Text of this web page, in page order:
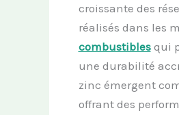
croissante des
réalisés dans les
combustiblesqui
une durabilité
zinc émergent
offrant des